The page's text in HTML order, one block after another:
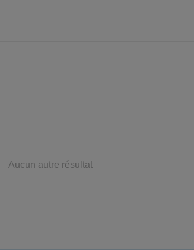
Aucun autre résultat